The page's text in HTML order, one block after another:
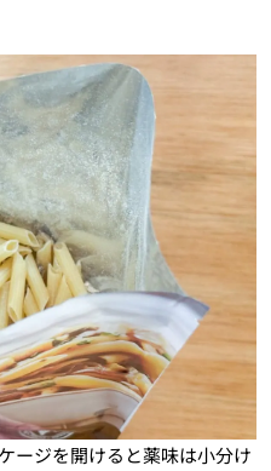
ージを開けると薬味は小分け